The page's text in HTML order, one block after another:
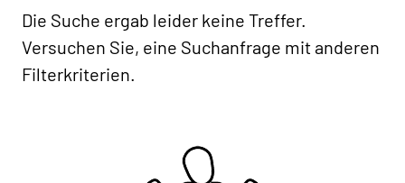
Die Suche ergab leider keine Treffer.
Versuchen Sie, eine Suchanfrage mit anderen
Filterkriterien.